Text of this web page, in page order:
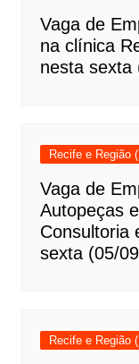
Vaga de
na clínica
nesta sexta
Recife e Região
Vaga de
Autopeças
Consultoria
sexta (05/
Recife e Região